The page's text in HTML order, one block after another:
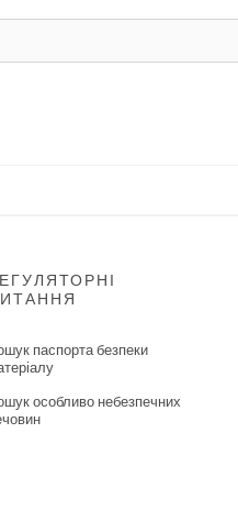
паспорта безпеки
особливо небезпечних